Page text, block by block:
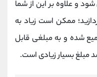
و علاوه بر این از شما
۳.۹۹ درصد بپردازید؛ ممکن است زیاد به
شده و به مبلغی قابل
مبلغ بسیار زیادی است.